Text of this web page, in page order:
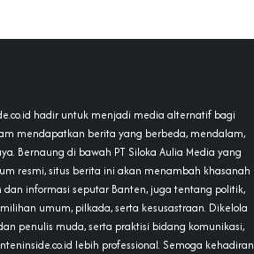
hadir untuk menjadi media alternatif bagi
mendapatkan berita yang berbeda, mendalam,
Bernaung di bawah PT Siloka Aulia Media yang
resmi, situs berita ini akan menambah khasanah
informasi seputar Banten, juga tentang politik,
umum, pilkada, serta kesusastraan. Dikelola
penulis muda, serta praktisi bidang komunikasi,
lebih professional. Semoga kehadiran